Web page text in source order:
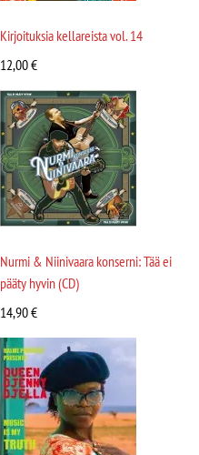
Kirjoituksia kellareista vol. 14
12,00€
Nurmi & Niinivaara konserni: Tää ei
pääty hyvin (CD)
14,90€